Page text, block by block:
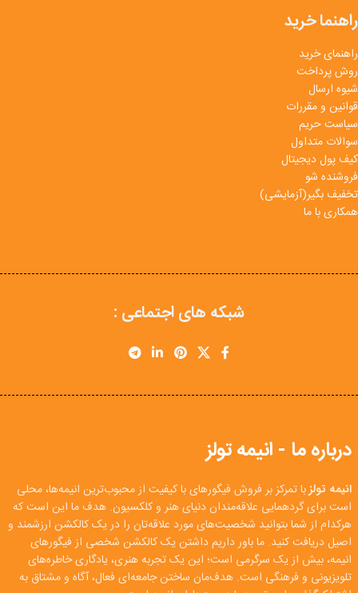
راهنما خرید
راهنمای خرید
روش پرداخت
شیوه ارسال
قوانین و مقررات
سیاست حریم
سوالات متداول
کیف پول دیجیتال
فروشنده شو
تخفیف بگیر(آزمایشی)
همکاری با ما
شبکه های اجتماعی :
درباره ما - انیمه تولز
انیمه تولزبا تمرکز بر فروش فیگورهای با کیفیت از محبوب‌ترین انیمه‌ها، محلی
است برای گردهمایی علاقه‌مندان دنیای هنر و کلکسیون. هدف ما این است که
هرکدام از شما بتوانید شخصیت‌های مورد علاقه‌تان را در یک کالکشن ارزشمند و
اصیل دریافت کنید. ما باور داریم داشتن یک کالکشن شخصی از فیگورهای
انیمه، بیش از یک سرگرمی است؛ این یک تجربه هنری، یادگاری خاطره‌های
تلویزیونی و فرهنگی است. هدف‌مان ساختن جامعه‌ای فعال، آگاه و مشتاق به